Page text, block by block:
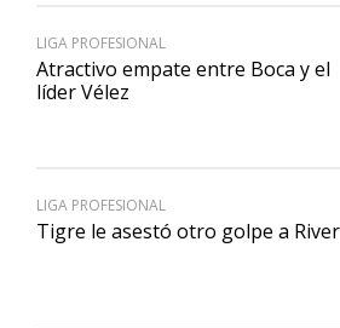
LIGA PROFESIONAL
Atractivo empate entre Boca y el
líder Vélez
LIGA PROFESIONAL
Tigre le asestó otro golpe a River